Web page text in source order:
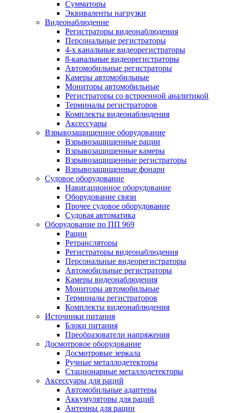
Сумматоры
Эквиваленты нагрузки
Видеонаблюдение
Регистраторы видеонаблюдения
Персональные регистраторы
4-х канальные видеорегистраторы
8-канальные видеорегистраторы
Автомобильные регистраторы
Камеры автомобильные
Мониторы автомобильные
Регистраторы со встроенной аналитикой
Терминалы регистраторов
Комплекты видеонаблюдения
Аксессуары
Взрывозащищенное оборудование
Взрывозащищенные рации
Взрывозащищенные камеры
Взрывозащищенные регистраторы
Взрывозащищенные фонари
Судовое оборудование
Навигационное оборудование
Оборудование связи
Прочее судовое оборудование
Судовая автоматика
Оборудование по ПП 969
Рации
Ретрансляторы
Регистраторы видеонаблюдения
Персональные видеорегистраторы
Автомобильные регистраторы
Камеры видеонаблюдения
Мониторы автомобильные
Терминалы регистраторов
Комплекты видеонаблюдения
Источники питания
Блоки питания
Преобразователи напряжения
Досмотровое оборудование
Досмотровые зеркала
Ручные металлодетекторы
Стационарные металлодетекторы
Аксессуары для раций
Автомобильные адаптеры
Аккумуляторы для раций
Антенны для рации